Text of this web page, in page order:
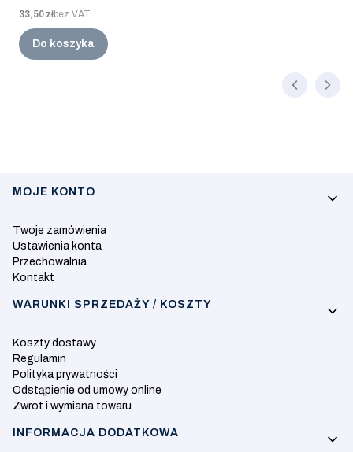
Cena
33,50 złbez VAT
Do koszyka
Linki w stopce
MOJE KONTO
Twoje zamówienia
Ustawienia konta
Przechowalnia
Kontakt
WARUNKI SPRZEDAŻY / KOSZTY
Koszty dostawy
Regulamin
Polityka prywatności
Odstąpienie od umowy online
Zwrot i wymiana towaru
INFORMACJA DODATKOWA